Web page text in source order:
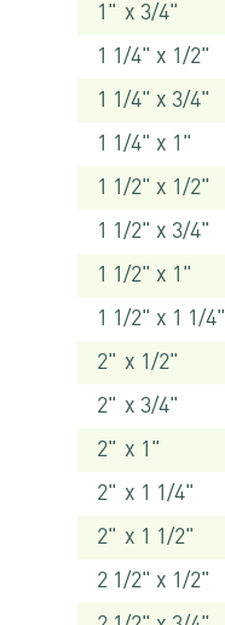
1" x 3/4"
1 1/4" x 1/2"
1 1/4" x 3/4"
1 1/4" x 1"
1 1/2" x 1/2"
1 1/2" x 3/4"
1 1/2" x 1"
1 1/2" x 1 1/4"
2" x 1/2"
2" x 3/4"
2" x 1"
2" x 1 1/4"
2" x 1 1/2"
2 1/2" x 1/2"